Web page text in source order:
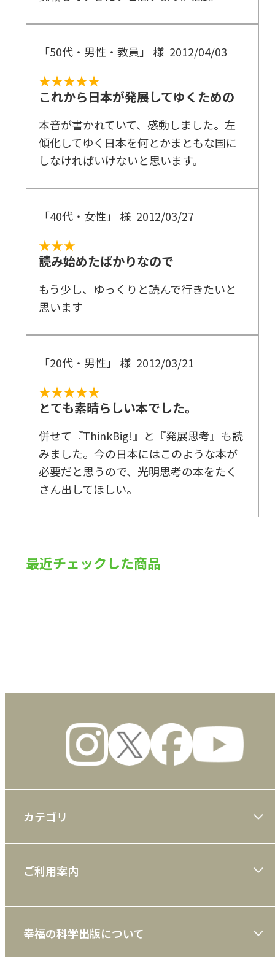
「50代・男性・教員」 様 2012/04/03
★★★★★
これから日本が発展してゆくための
本音が書かれていて、感動しました。左
傾化してゆく日本を何とかまともな国に
しなければいけないと思います。
「40代・女性」 様 2012/03/27
★★★
読み始めたばかりなので
もう少し、ゆっくりと読んで行きたいと
思います
「20代・男性」 様 2012/03/21
★★★★★
とても素晴らしい本でした。
併せて『ThinkBig!』と『発展思考』も読
みました。今の日本にはこのような本が
必要だと思うので、光明思考の本をたく
さん出してほしい。
最近チェックした商品
カテゴリ
雑誌
ご利用案内
利用規約
幸福の科学出版について